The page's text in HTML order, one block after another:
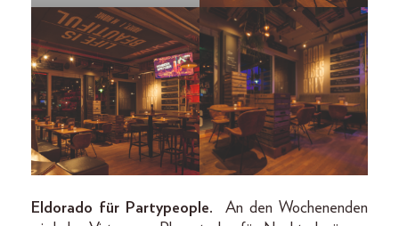
Eldorado für Partypeople. An den Wochenenden